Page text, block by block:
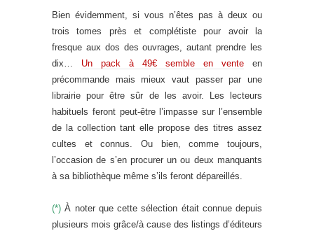
Bien évidemment, si vous n’êtes pas à deux ou
trois tomes près et complétiste pour avoir la
fresque aux dos des ouvrages, autant prendre les
dix… Un pack à 49€ semble en vente en
précommande mais mieux vaut passer par une
librairie pour être sûr de les avoir. Les lecteurs
habituels feront peut-être l’impasse sur l’ensemble
de la collection tant elle propose des titres assez
cultes et connus. Ou bien, comme toujours,
l’occasion de s’en procurer un ou deux manquants
à sa bibliothèque même s’ils feront dépareillés.
(*) À noter que cette sélection était connue depuis
plusieurs mois grâce/à cause des listings d’éditeurs